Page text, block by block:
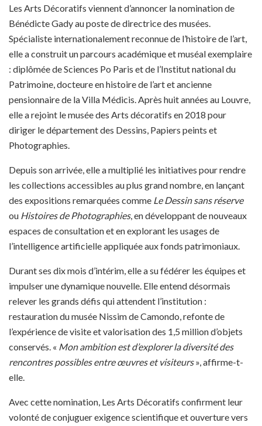
Les Arts Décoratifs viennent d’annoncer la nomination de
Bénédicte Gady au poste de directrice des musées.
Spécialiste internationalement reconnue de l’histoire de l’art,
elle a construit un parcours académique et muséal exemplaire
: diplômée de Sciences Po Paris et de l’Institut national du
Patrimoine, docteure en histoire de l’art et ancienne
pensionnaire de la Villa Médicis. Après huit années au Louvre,
elle a rejoint le musée des Arts décoratifs en 2018 pour
diriger le département des Dessins, Papiers peints et
Photographies.
Depuis son arrivée, elle a multiplié les initiatives pour rendre
les collections accessibles au plus grand nombre, en lançant
des expositions remarquées comme Le Dessin sans réserve
ou Histoires de Photographies, en développant de nouveaux
espaces de consultation et en explorant les usages de
l’intelligence artificielle appliquée aux fonds patrimoniaux.
Durant ses dix mois d’intérim, elle a su fédérer les équipes et
impulser une dynamique nouvelle. Elle entend désormais
relever les grands défis qui attendent l’institution :
restauration du musée Nissim de Camondo, refonte de
l’expérience de visite et valorisation des 1,5 million d’objets
conservés. « Mon ambition est d’explorer la diversité des
rencontres possibles entre œuvres et visiteurs», affirme-t-
elle.
Avec cette nomination, Les Arts Décoratifs confirment leur
volonté de conjuguer exigence scientifique et ouverture vers